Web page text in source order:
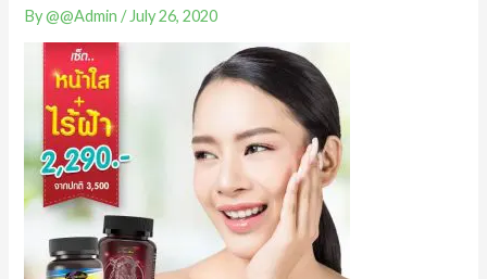
By@@Admin / July 26, 2020